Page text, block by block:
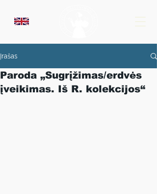
Įrašas
Paroda „Sugrįžimas/erdvės
įveikimas. Iš R. kolekcijos“